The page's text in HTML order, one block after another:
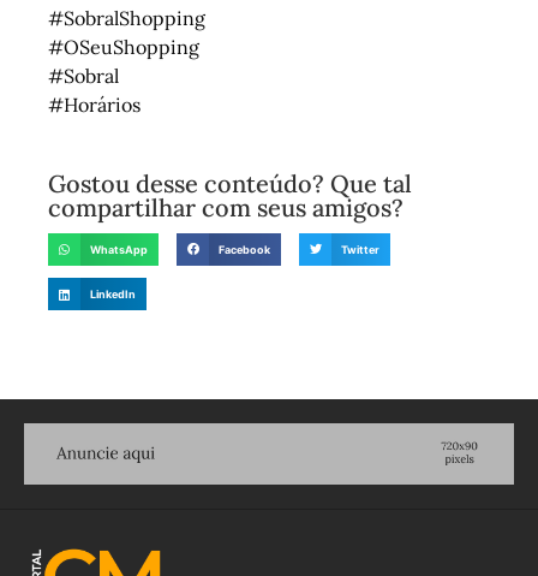
#SobralShopping
#OSeuShopping
#Sobral
#Horários
Gostou desse conteúdo? Que tal
compartilhar com seus amigos?
WhatsApp Facebook Twitter
LinkedIn